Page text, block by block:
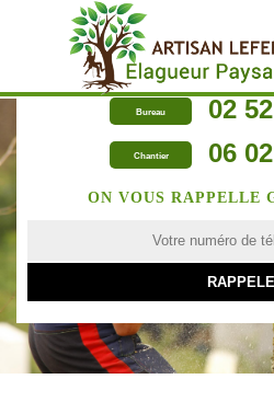
Bureau 02
Chantier 06
ON VOUS RAPPELLE